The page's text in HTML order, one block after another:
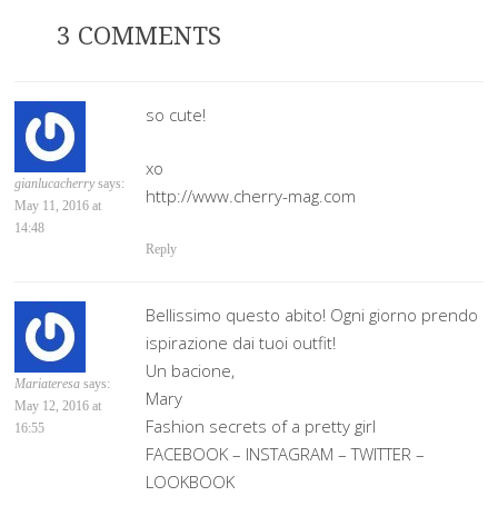
3 COMMENTS
gianlucacherry says:
May 11, 2016 at
14:48
so cute!
xo
http://www.cherry-mag.com
Reply
Mariateresa says:
May 12, 2016 at
16:55
Bellissimo questo abito! Ogni giorno prendo
ispirazione dai tuoi outfit!
Un bacione,
Mary
Fashion secrets of a pretty girl
FACEBOOK – INSTAGRAM – TWITTER –
LOOKBOOK